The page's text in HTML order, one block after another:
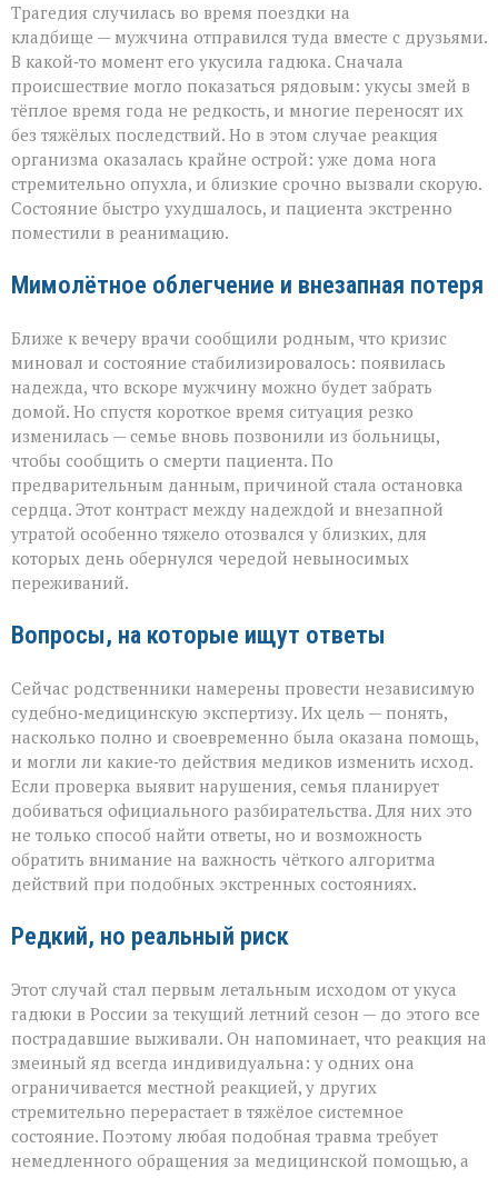
Трагедия случилась во время поездки на
кладбище — мужчина отправился туда вместе с друзьями.
В какой‑то момент его укусила гадюка. Сначала
происшествие могло показаться рядовым: укусы змей в
тёплое время года не редкость, и многие переносят их
без тяжёлых последствий. Но в этом случае реакция
организма оказалась крайне острой: уже дома нога
стремительно опухла, и близкие срочно вызвали скорую.
Состояние быстро ухудшалось, и пациента экстренно
поместили в реанимацию.
Мимолётное облегчение и внезапная потеря
Ближе к вечеру врачи сообщили родным, что кризис
миновал и состояние стабилизировалось: появилась
надежда, что вскоре мужчину можно будет забрать
домой. Но спустя короткое время ситуация резко
изменилась — семье вновь позвонили из больницы,
чтобы сообщить о смерти пациента. По
предварительным данным, причиной стала остановка
сердца. Этот контраст между надеждой и внезапной
утратой особенно тяжело отозвался у близких, для
которых день обернулся чередой невыносимых
переживаний.
Вопросы, на которые ищут ответы
Сейчас родственники намерены провести независимую
судебно‑медицинскую экспертизу. Их цель — понять,
насколько полно и своевременно была оказана помощь,
и могли ли какие‑то действия медиков изменить исход.
Если проверка выявит нарушения, семья планирует
добиваться официального разбирательства. Для них это
не только способ найти ответы, но и возможность
обратить внимание на важность чёткого алгоритма
действий при подобных экстренных состояниях.
Редкий, но реальный риск
Этот случай стал первым летальным исходом от укуса
гадюки в России за текущий летний сезон — до этого все
пострадавшие выживали. Он напоминает, что реакция на
змеиный яд всегда индивидуальна: у одних она
ограничивается местной реакцией, у других
стремительно перерастает в тяжёлое системное
состояние. Поэтому любая подобная травма требует
немедленного обращения за медицинской помощью, а